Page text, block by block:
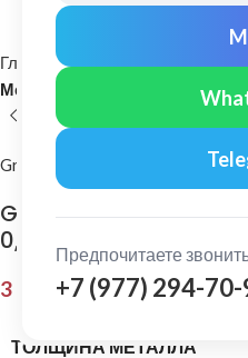
Предпочитаете
+7 (977) 294-
Главная Кровельные
Металлочерепица и
Grand Line
Grand Line: Ендова
0,45 мм Ral 5005
3 746,00 ₽
ТОЛЩИНА МЕТАЛЛА